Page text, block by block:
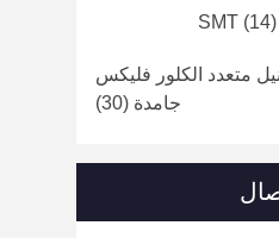
(14)
متعدد الكلور فليكس
جامدة (30)